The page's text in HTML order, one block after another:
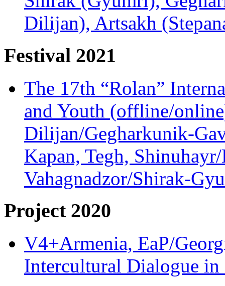
Dilijan), Artsakh
Festival 2021
The 17th “Rolan”
and Youth (offline/
Dilijan/Gegharkunik-
Kapan, Tegh,
Vahagnadzor/Shirak-
Project 2020
V4+Armenia, EaP/
Intercultural Dialogue